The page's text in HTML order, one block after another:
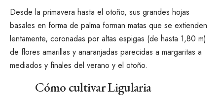
Desde la primavera hasta el otoño, sus grandes hojas
basales en forma de palma forman matas que se extienden
lentamente, coronadas por altas espigas (de hasta 1,80 m)
de flores amarillas y anaranjadas parecidas a margaritas a
mediados y finales del verano y el otoño.
Cómo cultivar Ligularia